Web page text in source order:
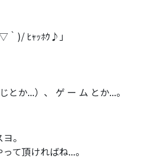
｀)/ ﾋｬｯﾎｳ♪」
とか...）、 ゲ ー ム とか...。
。
て頂ければね...。